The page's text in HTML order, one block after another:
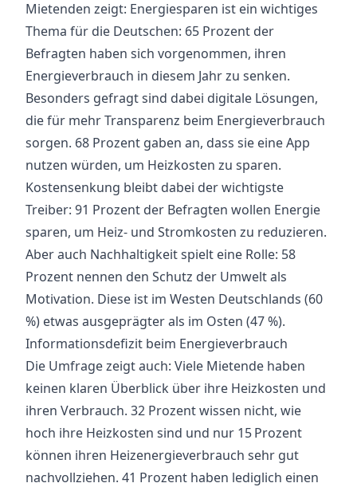
Mietenden zeigt: Energiesparen ist ein wichtiges
Thema für die Deutschen: 65 Prozent der
Befragten haben sich vorgenommen, ihren
Energieverbrauch in diesem Jahr zu senken.
Besonders gefragt sind dabei digitale Lösungen,
die für mehr Transparenz beim Energieverbrauch
sorgen. 68 Prozent gaben an, dass sie eine App
nutzen würden, um Heizkosten zu sparen.
Kostensenkung bleibt dabei der wichtigste
Treiber: 91 Prozent der Befragten wollen Energie
sparen, um Heiz- und Stromkosten zu reduzieren.
Aber auch Nachhaltigkeit spielt eine Rolle: 58
Prozent nennen den Schutz der Umwelt als
Motivation. Diese ist im Westen Deutschlands (60
%) etwas ausgeprägter als im Osten (47 %).
Informationsdefizit beim Energieverbrauch
Die Umfrage zeigt auch: Viele Mietende haben
keinen klaren Überblick über ihre Heizkosten und
ihren Verbrauch. 32 Prozent wissen nicht, wie
hoch ihre Heizkosten sind und nur 15 Prozent
können ihren Heizenergieverbrauch sehr gut
nachvollziehen. 41 Prozent haben lediglich einen